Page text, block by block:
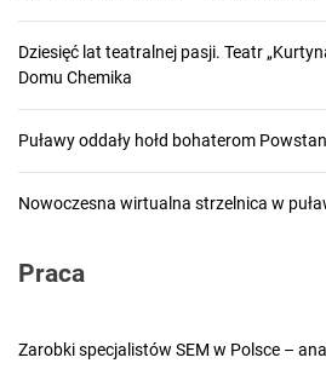
Dziesięć lat teatralnej pasji. Teatr
Domu Chemika
Puławy oddały hołd bohaterom
Nowoczesna wirtualna strzelnica w
Praca
Zarobki specjalistów SEM w Polsce –